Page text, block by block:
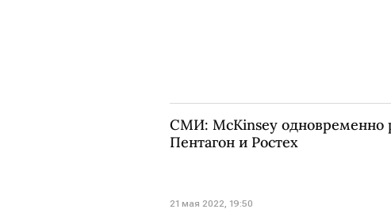
СМИ: McKinsey одновременно
Пентагон и Ростех
21 мая 2022, 19:50